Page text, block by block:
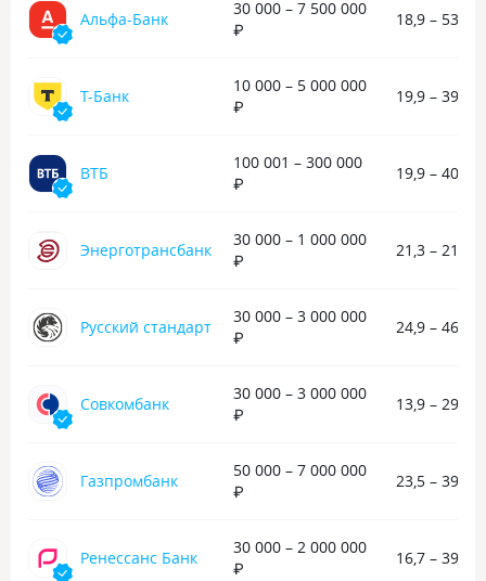
чутка побольше, но зато срок точно
тот же и по итогу получается не такой
большой процент, и платить
более выгодная рекомендация
без двойного дна, договор
и поперек, никаких неприятных
сюрпризов.
Договор изучил,
оформлять, а
Альфа-Банк
30 000 – 7 500 000
₽
18,9 – 53,9
Т-Банк
10 000 – 5 000 000
₽
19,9 – 39,9
ВТБ
100 001 – 300 000
₽
19,9 – 40,9
Энерготрансбанк
30 000 – 1 000 000
₽
21,3 – 21,5
Русский стандарт
30 000 – 3 000 000
₽
24,9 – 46,5
Совкомбанк
30 000 – 3 000 000
₽
13,9 – 29,4
Газпромбанк
50 000 – 7 000 000
₽
23,5 – 39,3
Ренессанс Банк
30 000 – 2 000 000
₽
16,7 – 39,9